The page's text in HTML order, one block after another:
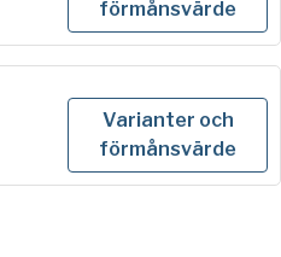
förmånsvärde
Varianter och
förmånsvärde